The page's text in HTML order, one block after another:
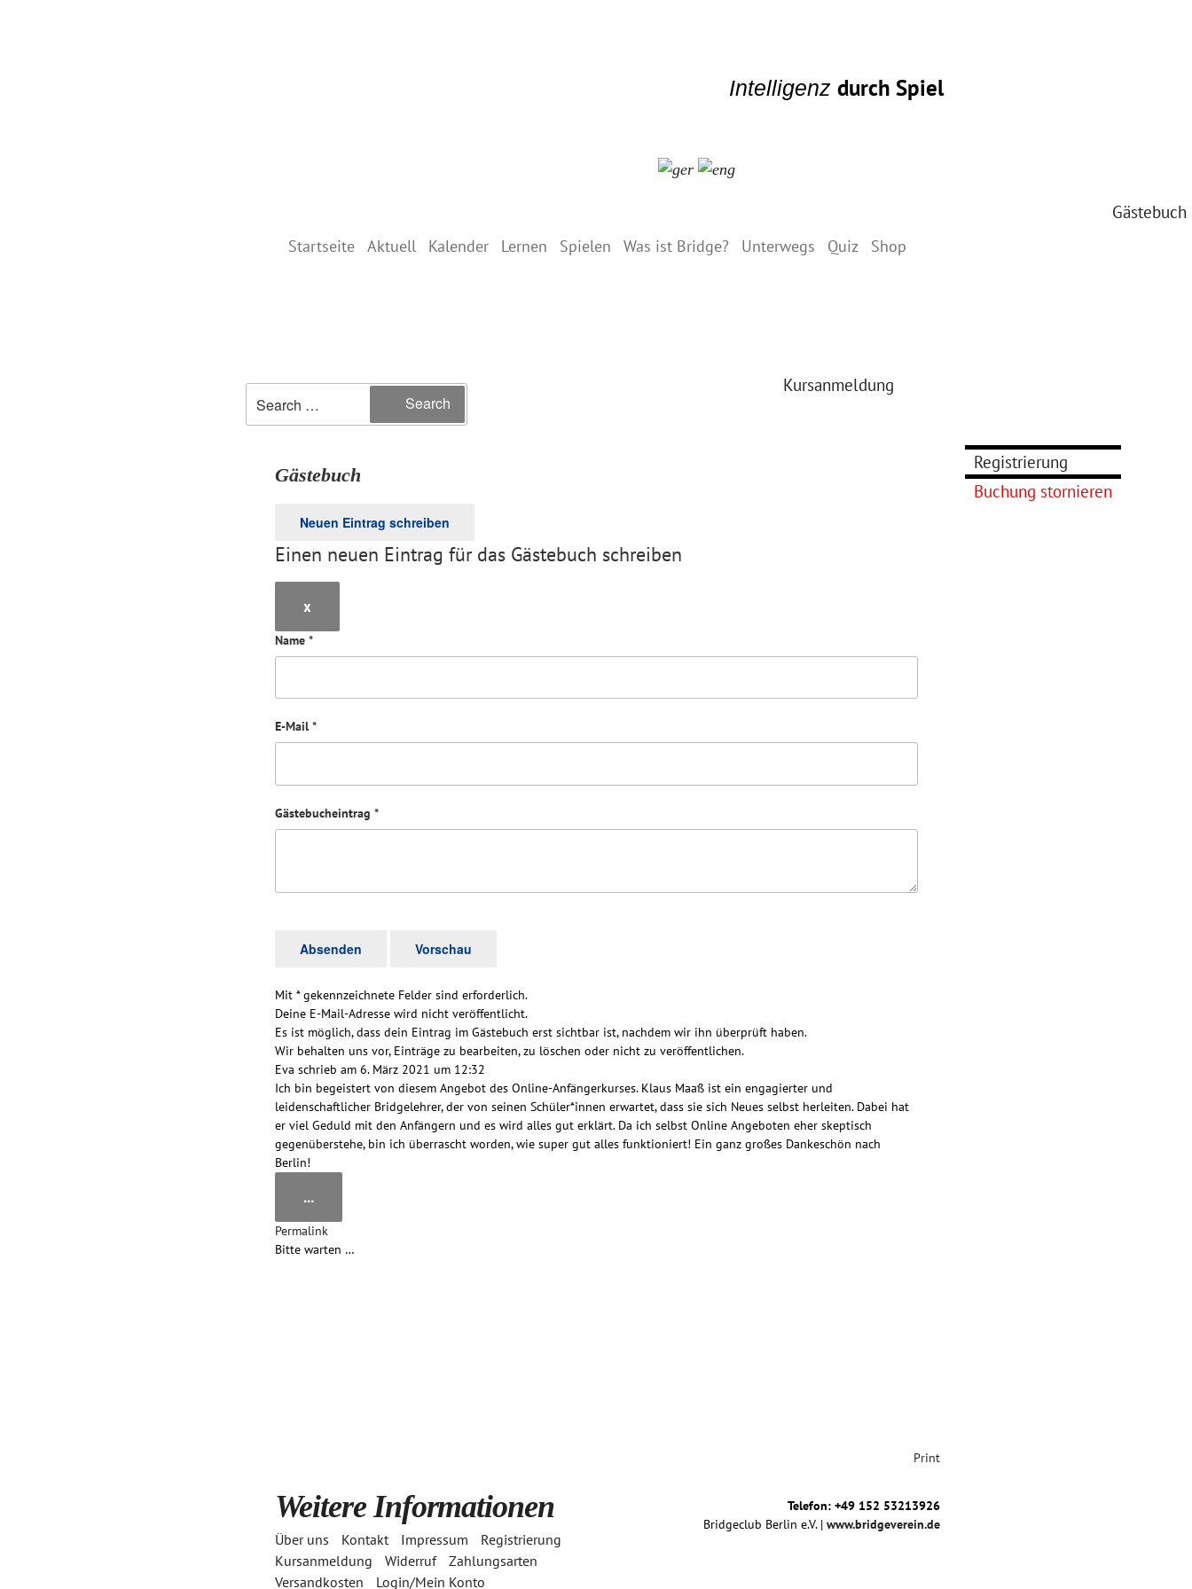
Gästebuch
Kursanmeldung
Registrierung
Buchung stornieren
Startseite Aktuell Kalender Lernen Spielen Was ist Bridge? Unterwegs Quiz Shop
Gästebuch
Einen neuen Eintrag für das Gästebuch schreiben
xDieses
Formular
Name *
E-Mail *
Gästebucheintrag *
Mit * gekennzeichnete Felder sind erforderlich.
Deine E-Mail-Adresse wird nicht veröffentlicht.
Es ist möglich, dass dein Eintrag im Gästebuch erst sichtbar ist, nachdem wir ihn überprüft haben.
Wir behalten uns vor, Einträge zu bearbeiten, zu löschen oder nicht zu veröffentlichen.
Eva schrieb am6. März 2021 um 12:32
Ich bin begeistert von diesem Angebot des Online-Anfängerkurses. Klaus Maaß ist ein engagierter und
leidenschaftlicher Bridgelehrer, der von seinen Schüler*innen erwartet, dass sie sich Neues selbst herleiten. Dabei hat
er viel Geduld mit den Anfängern und es wird alles gut erklärt. Da ich selbst Online Angeboten eher skeptisch
gegenüberstehe, bin ich überrascht worden, wie super gut alles funktioniert! Ein ganz großes Dankeschön nach
Berlin!
...Diese
Metabox
ein-/ausblenden.
Permalink
Bitte warten …
Intelligenz durch Spiel
Weitere Informationen
Über uns Kontakt Impressum
Registrierung
Kursanmeldung
Widerruf
Zahlungsarten
Versandkosten
Login/Mein Konto
Print
Search
Telefon: +49 152 53213926
Bridgeclub Berlin e.V. | www.bridgeverein.de